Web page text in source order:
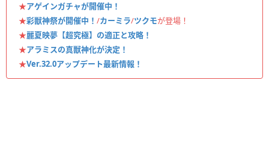
★アゲインガチャが開催中！
★彩獣神祭が開催中！ /カーミラ/ツクモが登場！
★麗夏映夢【超究極】の適正と攻略！
★アラミスの真獣神化が決定！
★Ver.32.0アップデート最新情報！